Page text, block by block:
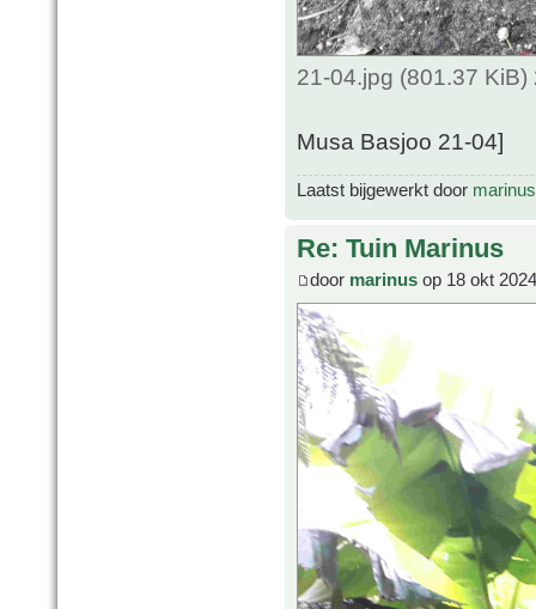
21-04.jpg (801.37
Musa Basjoo 21-04]
Laatst bijgewerkt door marinus
Re: Tuin Marinus
door marinus op 18 okt